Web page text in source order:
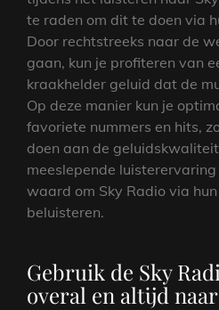
te raden om dit te doen via
Door rechtstreeks naar de
gaan, kun je profiteren van
kraakhelder geluid dat de
Op deze manier kun je
favoriete nummers en hits,
doen aan de
meeslepende
waard om Sky Radio via
beluisteren.
Gebruik de Sky
overal en altijd